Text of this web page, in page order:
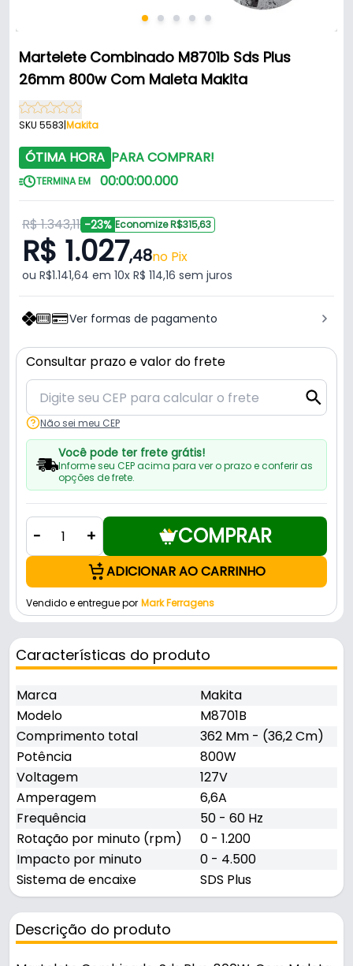
Martelete Combinado M8701b Sds Plus
26mm 800w Com Maleta Makita
SKU 5583|Makita
ÓTIMA HORA PARA COMPRAR!
TERMINA EM 00:00:00.000
R$ 1.343,11 -23% Economize R$315,63
R$ 1.027,48no Pix
ou R$1.141,64 em 10x R$ 114,16 sem juros
Ver formas de pagamento
Consultar prazo e valor do frete
Não sei meu CEP
Você pode ter frete grátis!
Informe seu CEP acima para ver o prazo e conferir as
opções de frete.
- + COMPRAR
ADICIONAR AO CARRINHO
Vendido e entregue por Mark Ferragens
Características do produto
Marca
Makita
Modelo
M8701B
Comprimento total
362 Mm - (36,2 Cm)
Potência
800W
Voltagem
127V
Amperagem
6,6A
Frequência
50 - 60 Hz
Rotação por minuto (rpm)
0 - 1.200
Impacto por minuto
0 - 4.500
Sistema de encaixe
SDS Plus
Descrição do produto